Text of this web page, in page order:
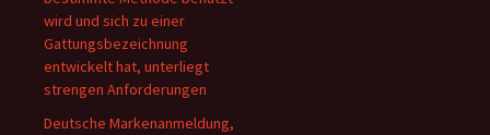
wird und sich zu einer
Gattungsbezeichnung
entwickelt hat, unterliegt
strengen Anforderungen
Deutsche Markenanmeldung,